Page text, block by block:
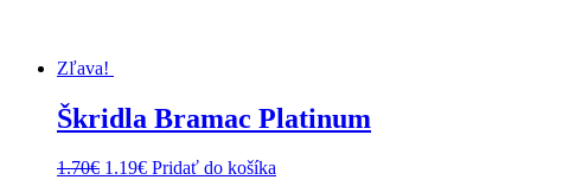
Zľava!
Škridla Bramac Platinum
1.70€ Pôvodná
1.19€Aktuálna
Pridať do košíka